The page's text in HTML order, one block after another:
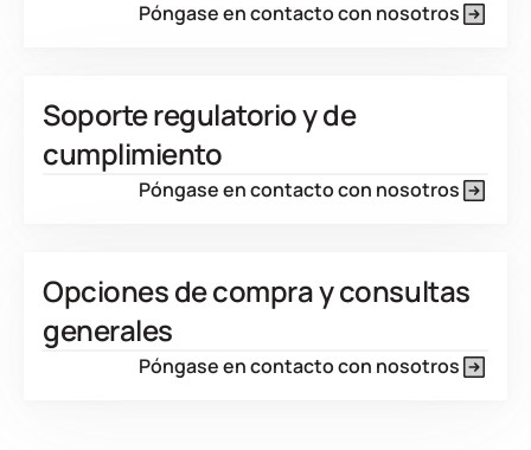
Póngase en contacto con nosotros
Soporte regulatorio y de
cumplimiento
Póngase en contacto con nosotros
Opciones de compra y consultas
generales
Póngase en contacto con nosotros